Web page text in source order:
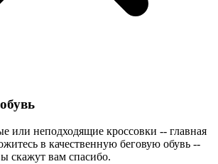
или неподходящие кроссовки -- главная
в качественную беговую обувь --
скажут вам спасибо.